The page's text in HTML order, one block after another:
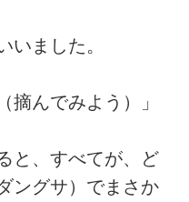
いました。
摘んでみよう）」
と、すべてが、ど
ングサ）でまさか